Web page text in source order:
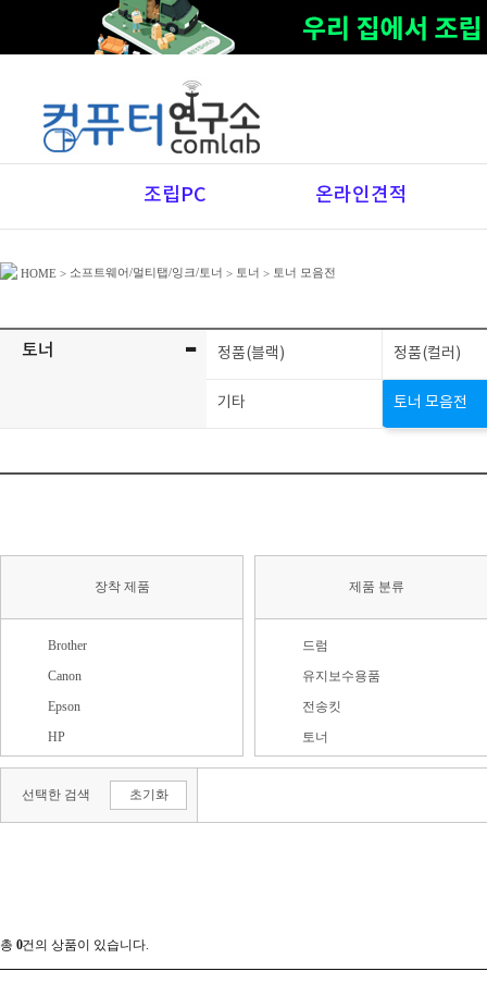
조립PC 온라인견적
HOME > 소프트웨어/멀티탭/잉크/토너 > 토너 > 토너 모음전
토너 - 정품(블랙) 정품(컬러)
기타 토너 모음전
장착 제품
Brother
Canon
Epson
HP
Kyocera
LEXMARK
청호컴넷
제품 분류
드럼
유지보수용품
전송킷
토너
토너가루
선택한 검색 초기화